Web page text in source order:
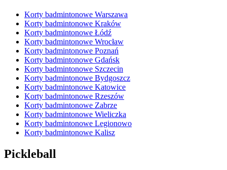
Korty badmintonowe Warszawa
Korty badmintonowe Kraków
Korty badmintonowe Łódź
Korty badmintonowe Wrocław
Korty badmintonowe Poznań
Korty badmintonowe Gdańsk
Korty badmintonowe Szczecin
Korty badmintonowe Bydgoszcz
Korty badmintonowe Katowice
Korty badmintonowe Rzeszów
Korty badmintonowe Zabrze
Korty badmintonowe Wieliczka
Korty badmintonowe Legionowo
Korty badmintonowe Kalisz
Pickleball